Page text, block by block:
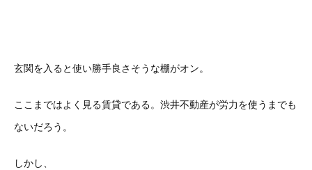
玄関を入ると使い勝手良さそうな棚がオン。
ここまではよく見る賃貸である。渋井不動産が労力を使うまでも
ないだろう。
しかし、